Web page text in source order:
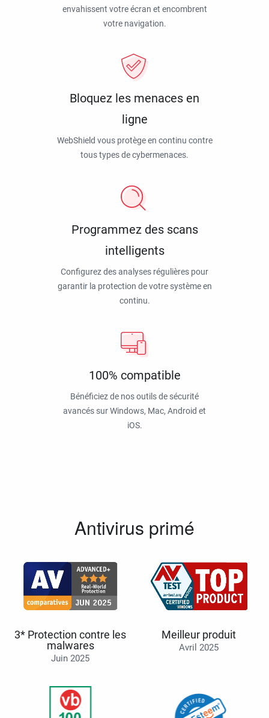
envahissent votre écran et encombrent
votre navigation.
Bloquez les menaces en
ligne
WebShield vous protège en continu contre
tous types de cybermenaces.
Programmez des scans
intelligents
Configurez des analyses régulières pour
garantir la protection de votre système en
continu.
100% compatible
Bénéficiez de nos outils de sécurité
avancés sur Windows, Mac, Android et
iOS.
Antivirus primé
3* Protection contre les
malwares
Juin 2025
Meilleur produit
Avril 2025